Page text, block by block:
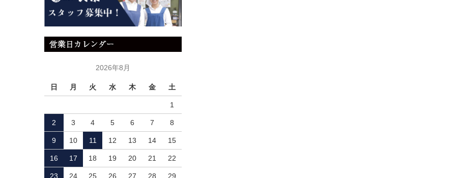
2026年8月
日 月 火 水 木 金 土
1
2 3 4 5 6 7 8
9 10 11 12 13 14 15
16 17 18 19 20 21 22
23 24 25 26 27 28 29